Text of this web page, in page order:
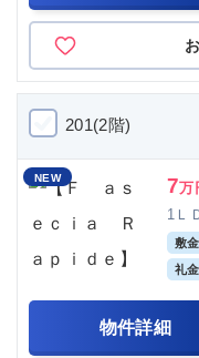
201(2階)
NEW 7万
1Ｌ
敷金
礼金
物件詳細